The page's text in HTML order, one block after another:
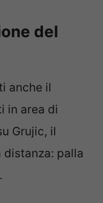
del
anche il
in area di
Grujic, il
palla